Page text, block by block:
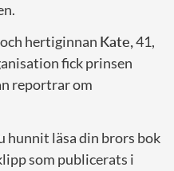
hertiginnan Kate,41,
fick prinsen
reportrar om
hunnit läsa din brors bok
som publicerats i